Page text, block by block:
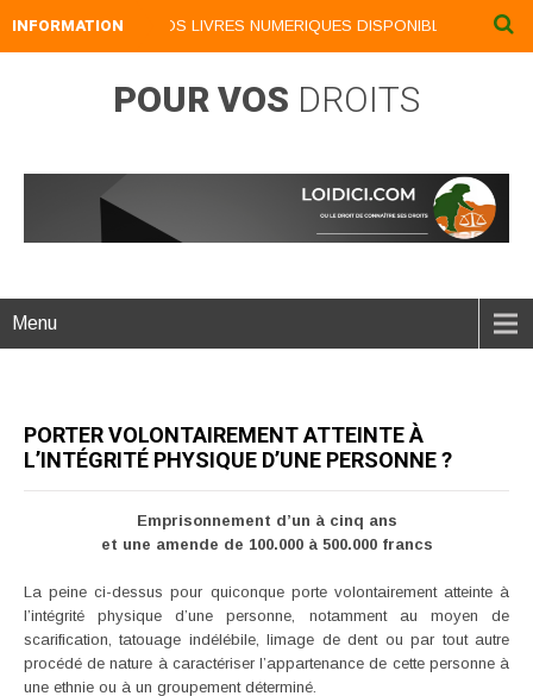
INFORMATION
DU MENU ...NOS LIVRES NUMERIQUES DISPONIBLES AU
POUR VOS DROITS
Menu
PORTER VOLONTAIREMENT ATTEINTE À
L’INTÉGRITÉ PHYSIQUE D’UNE PERSONNE ?
Emprisonnement d’un à cinq ans
et une amende de 100.000 à 500.000 francs
La peine ci-dessus pour quiconque porte volontairement atteinte à
l’intégrité physique d’une personne, notamment au moyen de
scarification, tatouage indélébile, limage de dent ou par tout autre
procédé de nature à caractériser l’appartenance de cette personne à
une ethnie ou à un groupement déterminé.